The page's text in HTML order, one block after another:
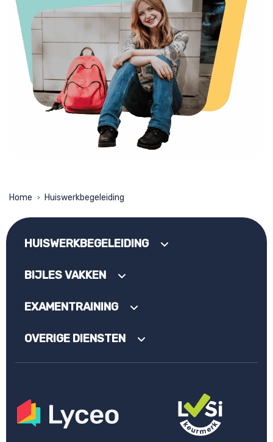
Home > Huiswerkbegeleiding
HUISWERKBEGELEIDING
BIJLES VAKKEN
EXAMENTRAINING
OVERIGE DIENSTEN